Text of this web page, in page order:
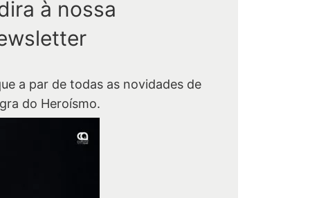
à nossa
a par de todas as novidades de
do Heroísmo.